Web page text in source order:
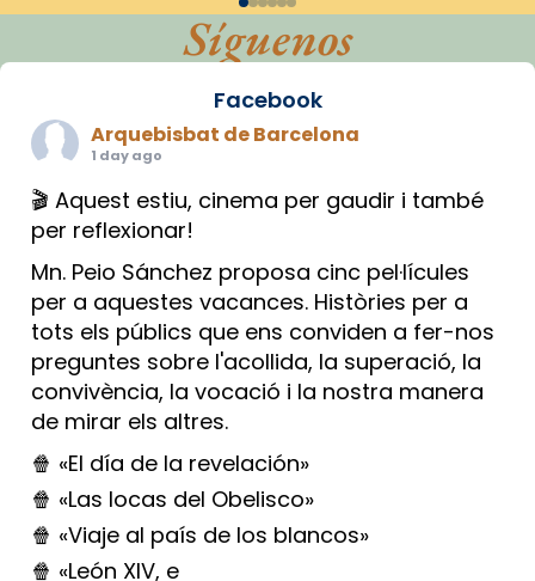
Síguenos
Facebook
Arquebisbat de Barcelona
1 day ago
🎬 Aquest estiu, cinema per gaudir i també
per reflexionar!
Mn. Peio Sánchez proposa cinc pel·lícules
per a aquestes vacances. Històries per a
tots els públics que ens conviden a fer-nos
preguntes sobre l'acollida, la superació, la
convivència, la vocació i la nostra manera
de mirar els altres.
🍿 «El día de la revelación»
🍿 «Las locas del Obelisco»
🍿 «Viaje al país de los blancos»
🍿 «León XIV, e